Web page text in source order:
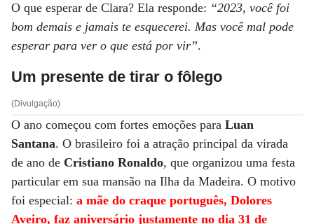
O que esperar de Clara? Ela responde: “2023, você foi
bom demais e jamais te esquecerei. Mas você mal pode
esperar para ver o que está por vir”.
Um presente de tirar o fôlego
(Divulgação)
O ano começou com fortes emoções para Luan
Santana. O brasileiro foi a atração principal da virada
de ano de Cristiano Ronaldo, que organizou uma festa
particular em sua mansão na Ilha da Madeira. O motivo
foi especial: a mãe do craque português, Dolores
Aveiro, faz aniversário justamente no dia 31 de